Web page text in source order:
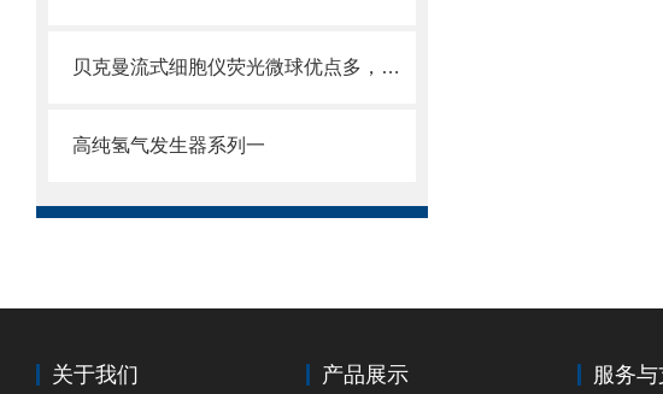
贝克曼流式细胞仪荧光微球优点多，实用效果好
高纯氢气发生器系列一
关于我们 产品展示 服务